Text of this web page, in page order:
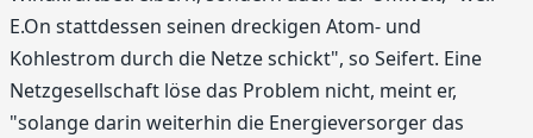
E.On stattdessen seinen dreckigen Atom- und
Kohlestrom durch die Netze schickt", so Seifert. Eine
Netzgesellschaft löse das Problem nicht, meint er,
"solange darin weiterhin die Energieversorger das